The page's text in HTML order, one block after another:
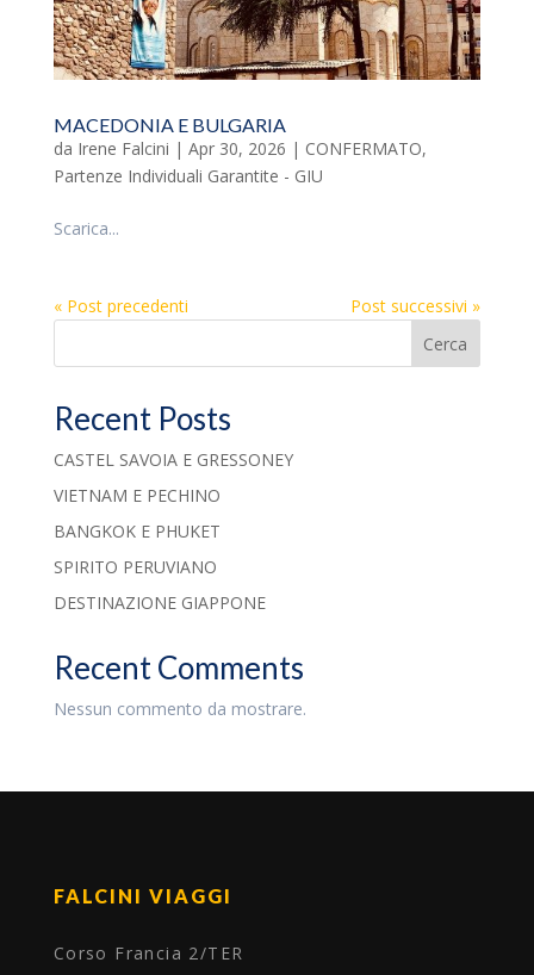
MACEDONIA E BULGARIA
da Irene Falcini | Apr 30, 2026 | CONFERMATO,
Partenze Individuali Garantite - GIU
Scarica...
« Post precedenti
Post successivi »
Cerca
Recent Posts
CASTEL SAVOIA E GRESSONEY
VIETNAM E PECHINO
BANGKOK E PHUKET
SPIRITO PERUVIANO
DESTINAZIONE GIAPPONE
Recent Comments
Nessun commento da mostrare.
FALCINI VIAGGI
Corso Francia 2/TER